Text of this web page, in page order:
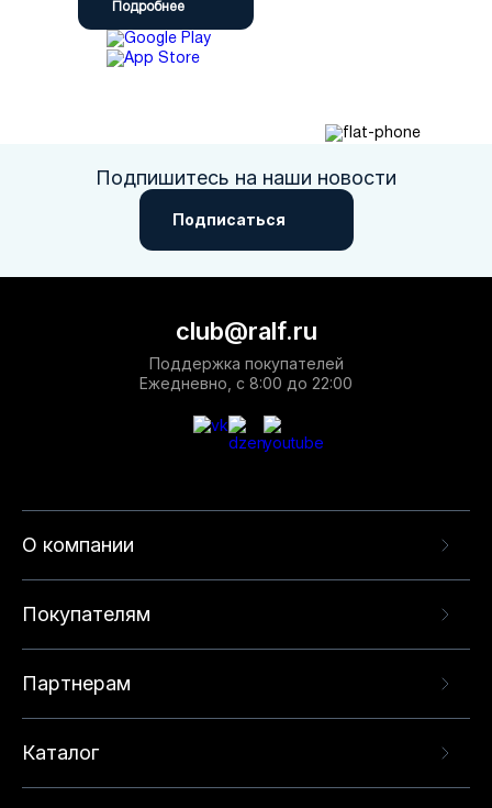
Подробнее
Подпишитесь на наши новости
Подписаться
О компании
Покупателям
Партнерам
Каталог
club@ralf.ru
Поддержка покупателей
Ежедневно, с 8:00 до 22:00